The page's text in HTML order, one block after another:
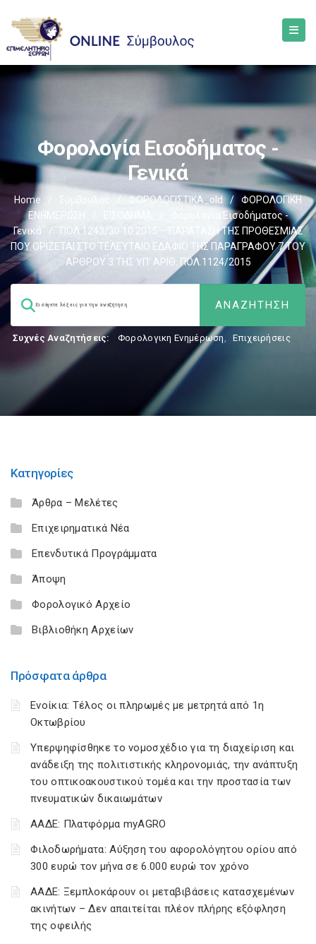
Φορολογία Εισοδήματος -
Γενικά
Home Σύμβουλος / ΦΟΡΟΛΟΓΙΣΤΙΚΑ_old /
ΦΟΡΟΛΟΓΙΚΗ
ΕΝΗΜΕΡΩΣΗ
Φορολογία Εισοδήματος -
Γενικά
/
ΠΟΛ.1243/30.10.2015 – ΠΑΡΑΤΑΣΗ ΤΗΣ ΠΡΟΘΕΣΜΙΑΣ
ΠΟΥ ΟΡΙΖΕΤΑΙ ΣΤΟ ΤΕΛΕΥΤΑΙΟ ΕΔΑΦΙΟ ΤΗΣ ΠΑΡΑΓΡΑΦΟΥ 7 ΤΟΥ
ΑΡΘΡΟΥ 3 ΤΗΣ ΥΠ’ ΑΡΙΘ. ΠΟΛ.1124/2015
Συχνές Αναζητήσεις: Φορολογικη Ενημέρωση, Επιχειρήσεις
Κατηγορίες
Άρθρα – Μελέτες
Επιχειρηματικά Νέα
Επενδυτικά Προγράμματα
Άποψη
Φορολογικό Αρχείο
Βιβλιοθήκη Αρχείων
Πρόσφατα άρθρα
Ενοίκια: Τέλος οι πληρωμές με μετρητά από 1η
Οκτωβρίου
Υπερψηφίσθηκε το νομοσχέδιο για τη διαχείριση και
ανάδειξη της πολιτιστικής κληρονομιάς, την ανάπτυξη
του οπτικοακουστικού τομέα και την προστασία των
πνευματικών δικαιωμάτων
ΑΑΔΕ: Πλατφόρμα myAGRO
Φιλοδωρήματα: Αύξηση του αφορολόγητου ορίου από
300 ευρώ τον μήνα σε 6.000 ευρώ τον χρόνο
ΑΑΔΕ: Ξεμπλοκάρουν οι μεταβιβάσεις κατασχεμένων
ακινήτων – Δεν απαιτείται πλέον πλήρης εξόφληση
της οφειλής